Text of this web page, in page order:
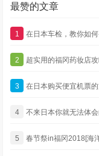
最赞的文章
1 在日本车检，教你如何
2 超实用的福冈药妆店
3 在日本购买便宜机票的
4 不来日本你就无法体
5 春节祭in福冈2018[海